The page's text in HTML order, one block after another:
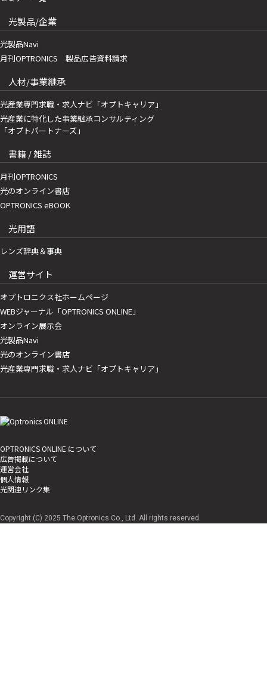
光製品/企業
光製品Navi
月刊OPTRONICS 製品広告資料請求
人材/事業継承
光産業専門求職・求人ナビ「オプトキャリア」
光産業に特化した事業継承コンサルティング
「オプトパートナーズ」
書籍 / 雑誌
月刊OPTRONICS
光のオンライン書店
OPTRONICS eBOOK
光用語
レンズ辞典＆事典
運営サイト
オプトロニクス社ホームページ
WEBジャーナル「OPTRONICS ONLINE」
オンライン展示会
光製品Navi
光のオンライン書店
光産業専門求職・求人ナビ「オプトキャリア」
OPTRONICS ONLINE について
広告掲載について
運営会社
個人情報
光関連リンク集
Copyright (C) 2025 The Optronics Co., Ltd. All rights reserved.